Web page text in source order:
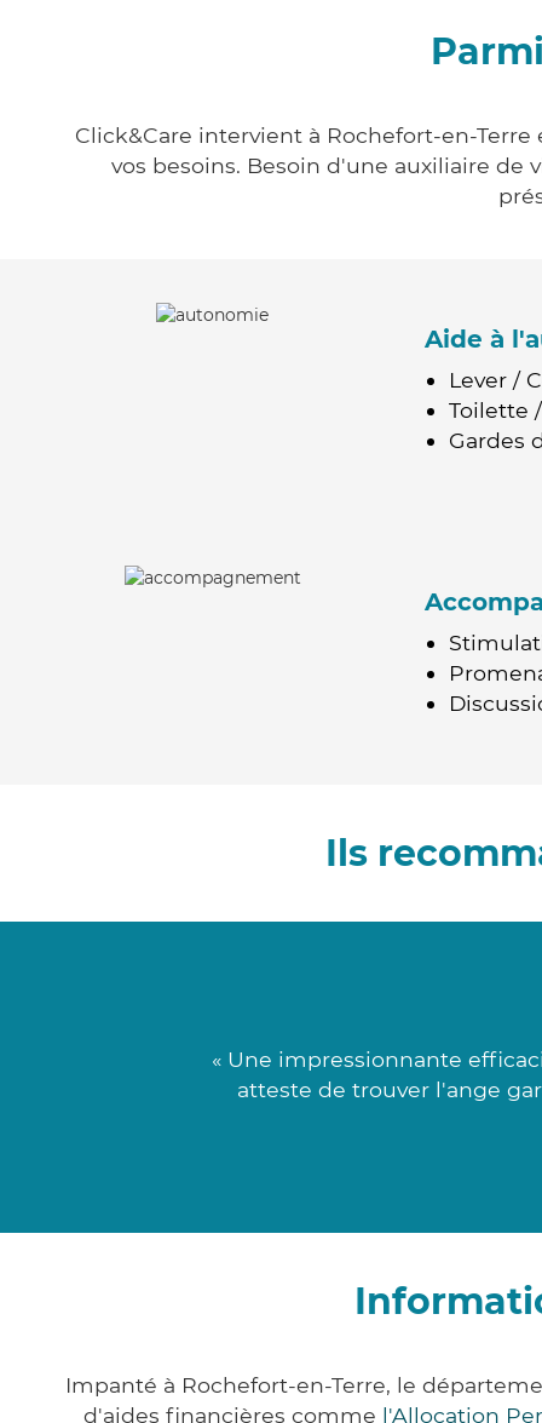
Click&Care intervient à Rochefort-en-
vos besoins. Besoin d'une auxiliaire
Aide à
Lever /
Toilette
Gardes
Ils
« Une impressionnante
atteste de trouver l'ange
Impanté à Rochefort-en-Terre, le
d'aides financières comme l'Allocation